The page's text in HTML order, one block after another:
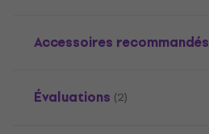
Accessoires recommandés
Évaluations (2)